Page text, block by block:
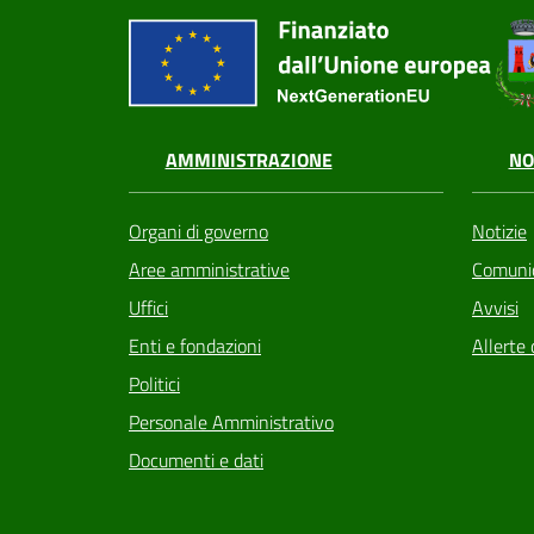
AMMINISTRAZIONE
Organi di governo
Aree amministrative
Uffici
Enti e fondazioni
Politici
Personale Amministrativo
Documenti e dati
Notizie
Avvisi
Allerte